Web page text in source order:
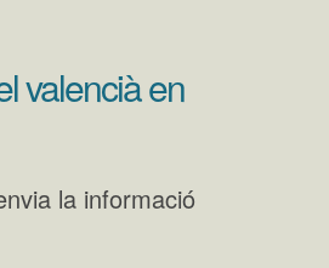
valencià en
la informació